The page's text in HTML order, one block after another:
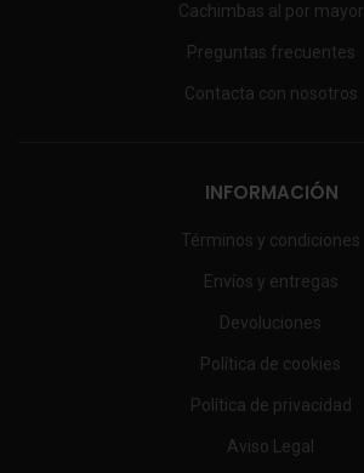
Cachimbas al por mayor
Preguntas frecuentes
Contacta con nosotros
INFORMACIÓN
Términos y condiciones
Envíos y entregas
Devoluciones
Política de cookies
Política de privacidad
Aviso Legal